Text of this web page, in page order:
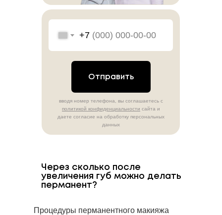
вводя номер телефона, вы соглашаетесь с
политикой конфиденциальности сайта и
даете согласие на обработку персональных
данных
+7
Отправить
Через сколько после
увеличения губ можно делать
перманент?
Процедуры перманентного макияжа
КОНСУЛЬТАЦИЯ
или заполните форму ниже
Отправляя заявку на консультацию, вы принимаете
политику